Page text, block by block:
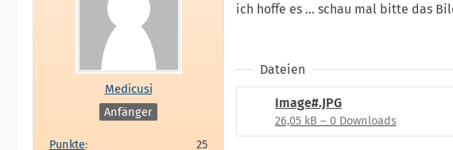
Medicusi
Anfänger
Punkte
25
ich hoffe es ... schau mal bitte das
Dateien
Image#.JPG
26,05 kB – 0 Downloads